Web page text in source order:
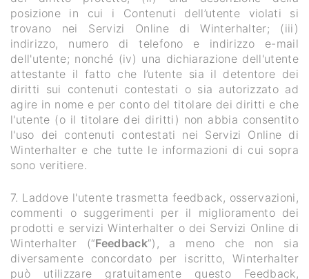
posizione in cui i Contenuti dell’utente violati si
trovano nei Servizi Online di Winterhalter; (iii)
indirizzo, numero di telefono e indirizzo e-mail
dell'utente; nonché (iv) una dichiarazione dell'utente
attestante il fatto che l’utente sia il detentore dei
diritti sui contenuti contestati o sia autorizzato ad
agire in nome e per conto del titolare dei diritti e che
l'utente (o il titolare dei diritti) non abbia consentito
l'uso dei contenuti contestati nei Servizi Online di
Winterhalter e che tutte le informazioni di cui sopra
sono veritiere.
7. Laddove l'utente trasmetta feedback, osservazioni,
commenti o suggerimenti per il miglioramento dei
prodotti e servizi Winterhalter o dei Servizi Online di
Winterhalter (“Feedback”), a meno che non sia
diversamente concordato per iscritto, Winterhalter
può utilizzare gratuitamente questo Feedback,